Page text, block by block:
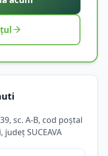
sc. A-B, cod poștal
, județSUCEAVA